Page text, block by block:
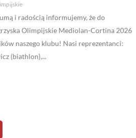
i radością informujemy, że do
Olimpijskie Mediolan-Cortina 2026
naszego klubu! Nasi reprezentanci:
(biathlon),...